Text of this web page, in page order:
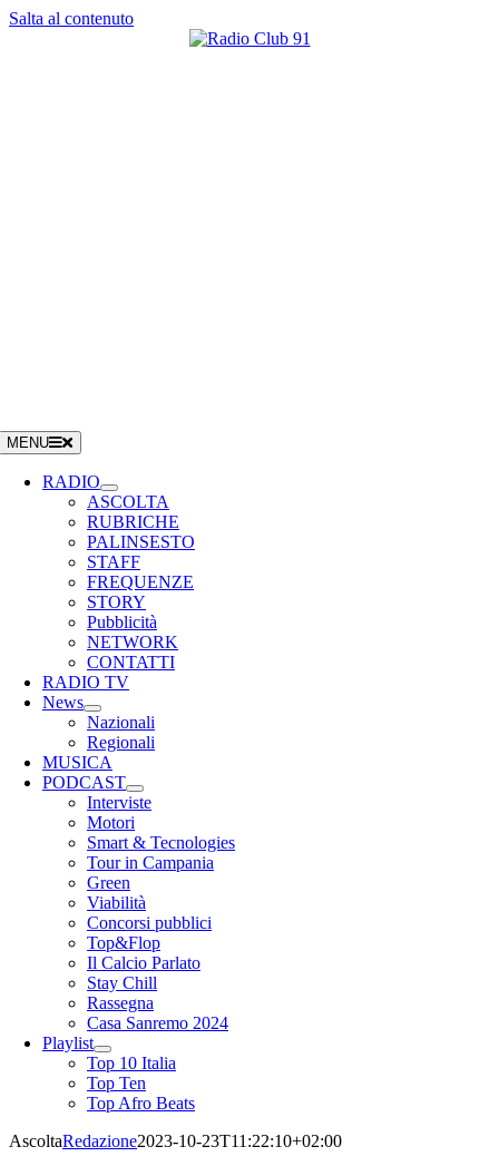
Salta al contenuto
MENU
RADIO
ASCOLTA
RUBRICHE
PALINSESTO
STAFF
FREQUENZE
STORY
Pubblicità
NETWORK
CONTATTI
RADIO TV
News
Nazionali
Regionali
MUSICA
PODCAST
Interviste
Motori
Smart & Tecnologies
Tour in Campania
Green
Viabilità
Concorsi pubblici
Top&Flop
Il Calcio Parlato
Stay Chill
Rassegna
Casa Sanremo 2024
Playlist
Top 10 Italia
Top Ten
Top Afro Beats
AscoltaRedazione2023-10-23T11:22:10+02:00